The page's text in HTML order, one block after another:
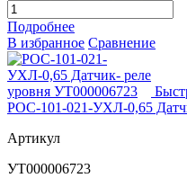
Подробнее
В избранное Сравнение
РОС-101-021-УХЛ-0,65
Артикул
УТ000006723